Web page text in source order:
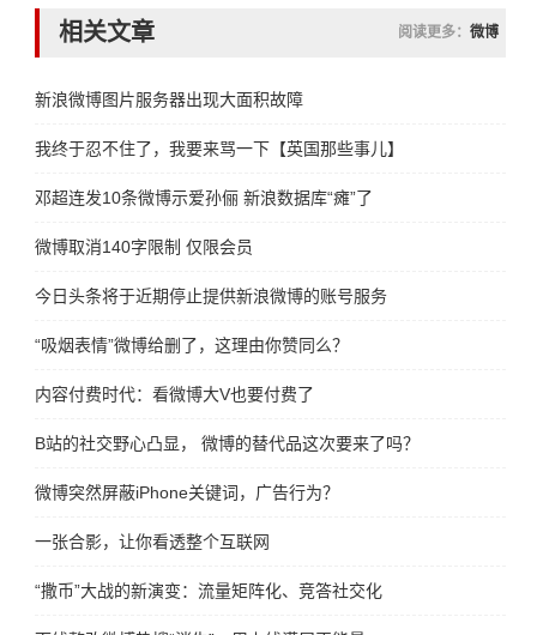
相关文章 阅读更多： 微博
新浪微博图片服务器出现大面积故障
我终于忍不住了，我要来骂一下【英国那些事儿】
邓超连发10条微博示爱孙俪 新浪数据库“瘫”了
微博取消140字限制 仅限会员
今日头条将于近期停止提供新浪微博的账号服务
“吸烟表情”微博给删了，这理由你赞同么？
内容付费时代：看微博大V也要付费了
B站的社交野心凸显， 微博的替代品这次要来了吗？
微博突然屏蔽iPhone关键词，广告行为？
一张合影，让你看透整个互联网
“撒币”大战的新演变：流量矩阵化、竞答社交化